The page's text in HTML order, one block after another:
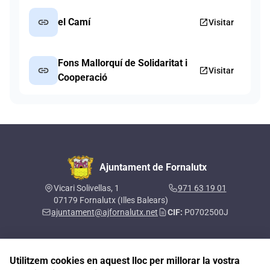
link el Camí open_in_newVisitar
link
Fons Mallorquí de Solidaritat i
Cooperació
open_in_newVisitar
Ajuntament de Fornalutx
Vicari Solivellas, 1
07179 Fornalutx (Illes Balears)
971 63 19 01
ajuntament@ajfornalutx.net CIF: P0702500J
Utilitzem cookies en aquest lloc per millorar la vostra